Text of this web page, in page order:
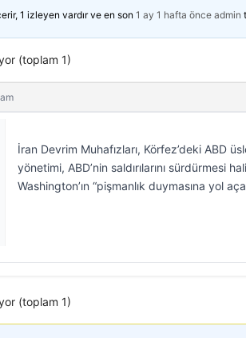
1 izleyen vardır ve en son 1 ay 1 hafta önce admin
(toplam 1)
İran Devrim Muhafızları, Körfez’deki ABD
yönetimi, ABD’nin saldırılarını sürdürmesi
Washington’ın “pişmanlık duymasına yol
(toplam 1)